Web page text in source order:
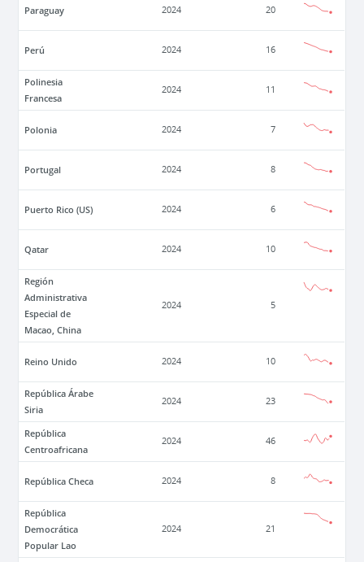
Paraguay 2024 20
Perú 2024 16
Polinesia
Francesa
2024 11
Polonia 2024 7
Portugal 2024 8
Puerto Rico (US) 2024 6
Qatar 2024 10
Región
Administrativa
Especial de
Macao, China
2024 5
Reino Unido 2024 10
República Árabe
Siria
2024 23
República
Centroafricana
2024 46
República Checa 2024 8
República
Democrática
Popular Lao
2024 21